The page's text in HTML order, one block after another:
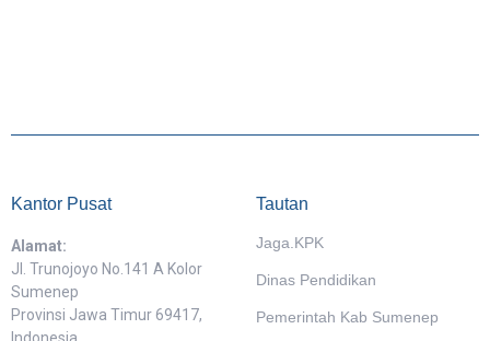
Kantor Pusat
Alamat:
Jl. Trunojoyo No.141 A Kolor
Sumenep
Provinsi Jawa Timur 69417,
Indonesia
Tautan
Jaga.KPK
Dinas Pendidikan
Pemerintah Kab Sumenep